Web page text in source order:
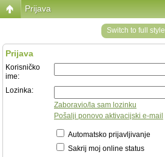
Prijava
Switch to full style
Prijava
Korisničko
ime:
Lozinka:
Zaboravio/la sam lozinku
Pošalji ponovo aktivacijski e-mail
Automatsko prijavljivanje
Sakrij moj online status